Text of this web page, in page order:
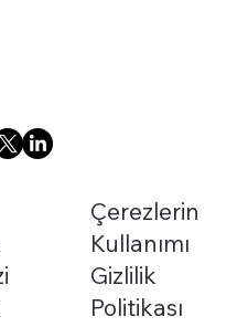
Çerezlerin
Kullanımı
Gizlilik
Politikası